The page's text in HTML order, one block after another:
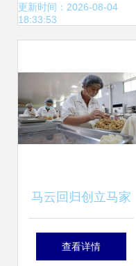
居品质
更新时间：2026-08-04
18:33:53
马云回归创立马家
厨房，日本海鲜预
查看详情